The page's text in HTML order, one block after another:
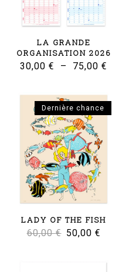
LA GRANDE
ORGANISATION 2026
30,00 € – 75,00 €
prix :
Dernière chance
LADY OF THE FISH
60,00€ Le
50,00 €
actuel